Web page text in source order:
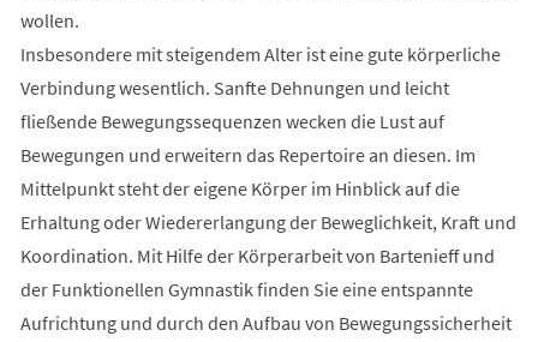
wollen.
Insbesondere mit steigendem Alter ist eine gute körperliche
Verbindung wesentlich. Sanfte Dehnungen und leicht
fließende Bewegungssequenzen wecken die Lust auf
Bewegungen und erweitern das Repertoire an diesen. Im
Mittelpunkt steht der eigene Körper im Hinblick auf die
Erhaltung oder Wiedererlangung der Beweglichkeit, Kraft und
Koordination. Mit Hilfe der Körperarbeit von Bartenieff und
der Funktionellen Gymnastik finden Sie eine entspannte
Aufrichtung und durch den Aufbau von Bewegungssicherheit